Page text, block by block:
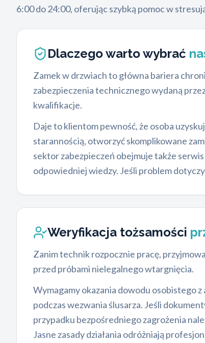
6:00 do 24:00, oferując szybką pomoc w
Dlaczego warto wybrać
Zamek w drzwiach to główna bariera
zabezpieczenia technicznego wydaną
kwalifikacje.
Daje to klientom pewność, że osoba
starannością, otworzyć skomplikowane
sektor zabezpieczeń obejmuje także serwis
odpowiedniej wiedzy. Jeśli problem
Weryfikacja tożsamości
Zanim technik rozpocznie pracę,
przed próbami nielegalnego wtargnięcia.
Wymagamy okazania dowodu osobistego
podczas wezwania ślusarza. Jeśli
przypadku bezpośredniego zagrożenia
Jasne zasady działania odróżniają